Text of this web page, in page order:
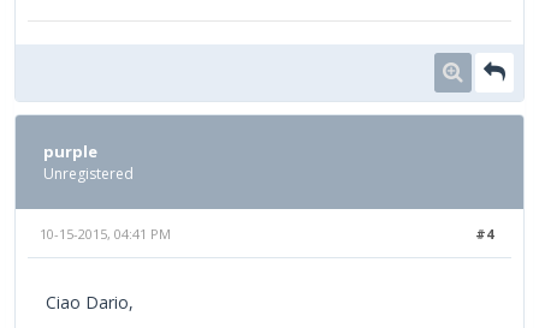
purple
Unregistered
#4
10-15-2015, 04:41 PM
Ciao Dario,